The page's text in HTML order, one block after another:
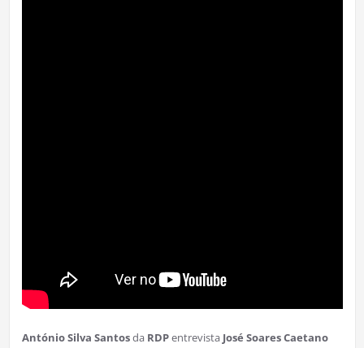
António Silva Santosda RDPentrevista José Soares Caetano